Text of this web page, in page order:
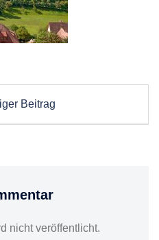
Beitrag
nicht veröffentlicht.